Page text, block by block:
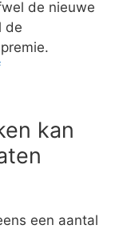
de nieuwe
de
kan
een aantal